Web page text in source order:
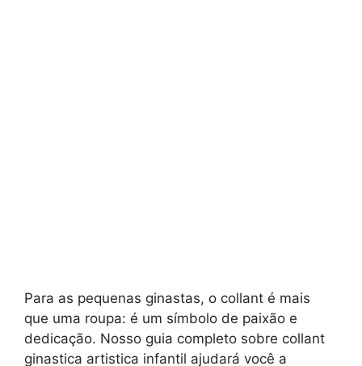
Para as pequenas ginastas, o collant é mais
que uma roupa: é um símbolo de paixão e
dedicação. Nosso guia completo sobre collant
ginastica artistica infantil ajudará você a